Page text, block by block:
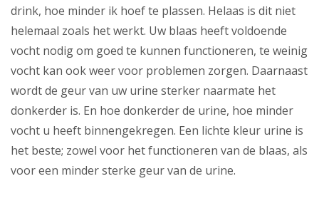
drink, hoe minder ik hoef te plassen. Helaas is dit niet
helemaal zoals het werkt. Uw blaas heeft voldoende
vocht nodig om goed te kunnen functioneren, te weinig
vocht kan ook weer voor problemen zorgen. Daarnaast
wordt de geur van uw urine sterker naarmate het
donkerder is. En hoe donkerder de urine, hoe minder
vocht u heeft binnengekregen. Een lichte kleur urine is
het beste; zowel voor het functioneren van de blaas, als
voor een minder sterke geur van de urine.